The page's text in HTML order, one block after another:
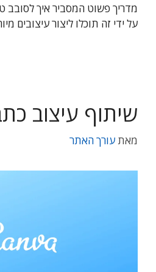
מדריך פשוט המסביר איך
על ידי זה תוכלו ליצור עיצובים
שיתוף עיצוב
מאתעורך האתר